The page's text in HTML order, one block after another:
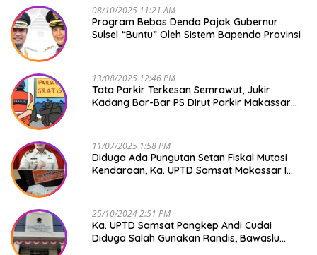
08/10/2025 11:21 AM
Program Bebas Denda Pajak Gubernur
Sulsel “Buntu” Oleh Sistem Bapenda Provinsi
13/08/2025 12:46 PM
Tata Parkir Terkesan Semrawut, Jukir
Kadang Bar-Bar PS Dirut Parkir Makassar
11/07/2025 1:58 PM
Diduga Ada Pungutan Setan Fiskal Mutasi
Kendaraan, Ka. UPTD Samsat Makassar I
25/10/2024 2:51 PM
Ka. UPTD Samsat Pangkep Andi Cudai
Diduga Salah Gunakan Randis, Bawaslu